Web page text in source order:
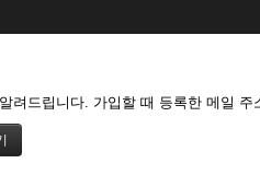
려드립니다. 가입할 때 등록한 메일